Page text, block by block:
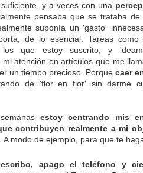
y a veces con una
pensaba que se trataba
suponía un 'gasto'
de lo esencial. Tareas
que estoy suscrito, y
mi atención en artículos que me
un tiempo precioso. Porque caer
de 'flor en flor' sin darme
estoy centrando mis
contribuyen realmente a mi
. A modo de ejemplo, para que te
apago el teléfono y